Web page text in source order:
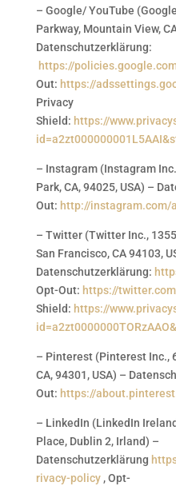
– Google/ YouTube
Parkway, Mountain View,
Datenschutzerklärung:
https://
Out: https://
Privacy
Shield: https://
– Instagram (Instagram
Park, CA, 94025, USA) –
Out: http://
– Twitter (Twitter Inc.,
San Francisco, CA 94103,
Datenschutzerklärung:
Opt-Out: https://
Shield: https://
– Pinterest (Pinterest Inc.,
CA, 94301, USA) –
Out: https://
– LinkedIn (LinkedIn
Place, Dublin 2, Irland) –
Datenschutzerklärung
rivacy-policy , Opt-